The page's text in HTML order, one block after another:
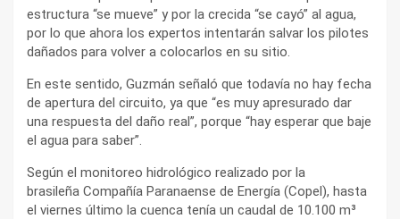
estructura “se mueve” y por la crecida “se cayó” al agua,
por lo que ahora los expertos intentarán salvar los pilotes
dañados para volver a colocarlos en su sitio.
En este sentido, Guzmán señaló que todavía no hay fecha
de apertura del circuito, ya que “es muy apresurado dar
una respuesta del daño real”, porque “hay esperar que baje
el agua para saber”.
Según el monitoreo hidrológico realizado por la
brasileña Compañía Paranaense de Energía (Copel), hasta
el viernes último la cuenca tenía un caudal de 10.100 m³